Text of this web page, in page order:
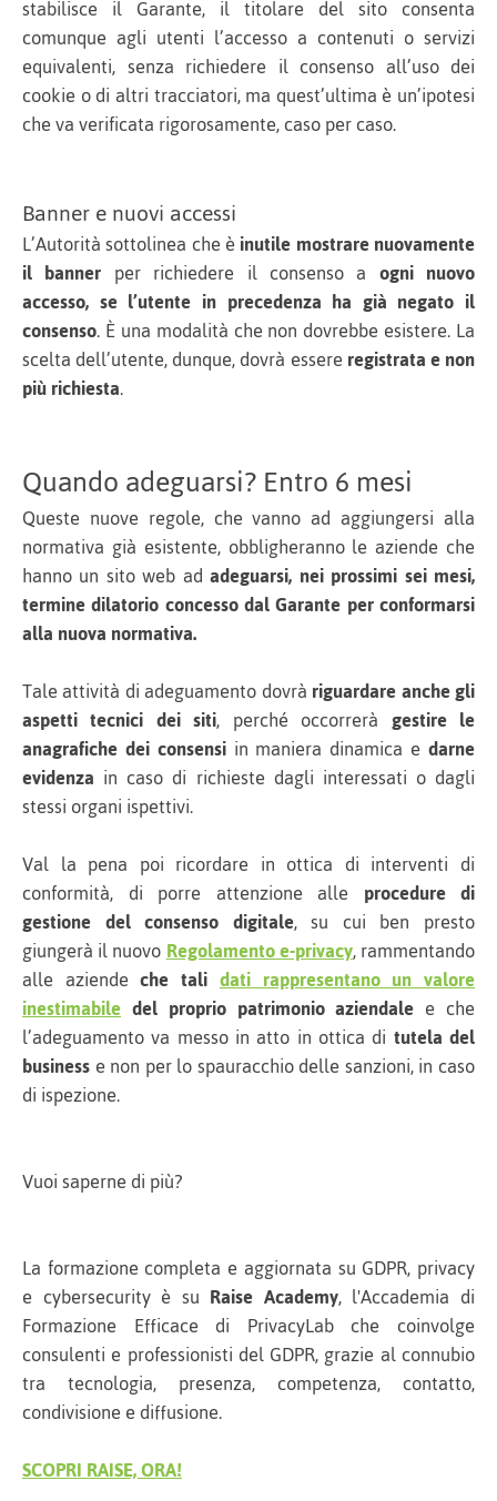
stabilisce il Garante, il titolare del sito consenta
comunque agli utenti l’accesso a contenuti o servizi
equivalenti, senza richiedere il consenso all’uso dei
cookie o di altri tracciatori, ma quest’ultima è un’ipotesi
che va verificata rigorosamente, caso per caso.
Banner e nuovi accessi
L’Autorità sottolinea che èinutile mostrare nuovamente
il banner per richiedere il consenso a ogni nuovo
accesso, se l’utente in precedenza ha già negato il
consenso. È una modalità che non dovrebbe esistere. La
scelta dell’utente, dunque, dovrà essereregistrata e non
più richiesta.
Quando adeguarsi? Entro 6 mesi
Queste nuove regole, che vanno ad aggiungersi alla
normativa già esistente, obbligheranno le aziende che
hanno un sito web adadeguarsi, nei prossimi sei mesi,
termine dilatorio concesso dal Garante per conformarsi
alla nuova normativa.
Tale attività di adeguamento dovràriguardare anche gli
aspetti tecnici dei siti, perché occorrerà gestire le
anagrafiche dei consensiin maniera dinamica edarne
evidenza in caso di richieste dagli interessati o dagli
stessi organi ispettivi.
Val la pena poi ricordare in ottica di interventi di
conformità, di porre attenzione alle procedure di
gestione del consenso digitale, su cui ben presto
giungerà il nuovoRegolamento e-privacy, rammentando
alle aziendeche tali dati rappresentano un valore
inestimabile del proprio patrimonio aziendale e che
l’adeguamento va messo in atto in ottica di tutela del
businesse non per lo spauracchio delle sanzioni, in caso
di ispezione.
Vuoi saperne di più?
La formazione completa e aggiornata su GDPR, privacy
e cybersecurity è su Raise Academy, l'Accademia di
Formazione Efficace di PrivacyLab che coinvolge
consulenti e professionisti del GDPR, grazie al connubio
tra tecnologia, presenza, competenza, contatto,
condivisione e diffusione.
SCOPRI RAISE, ORA!